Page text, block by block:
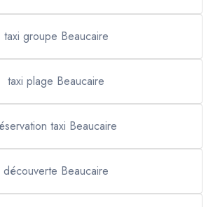
taxi groupe Beaucaire
taxi plage Beaucaire
taxi Beaucaire
découverte Beaucaire